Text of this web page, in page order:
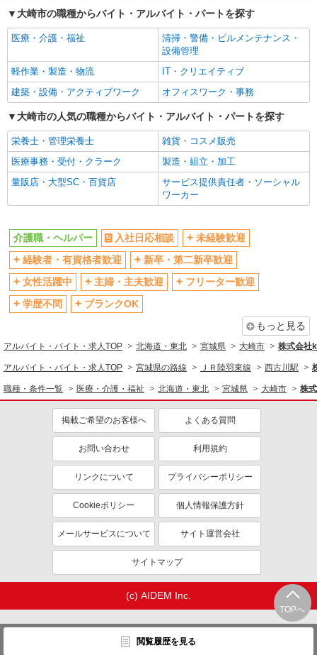
産休・育休取得実績あり
大崎市の職種からバイト・アルバイト・パートを探す
医療・介護・福祉
清掃・警備・ビルメンテナンス・
設備管理
軽作業・製造・物流
IT・クリエイティブ
建築・設備・アクティブワーク
オフィスワーク・事務
大崎市の人気の職種からバイト・アルバイト・パートを探す
栄養士・管理栄養士
雑貨・コスメ販売
医療事務・受付・クラーク
製造・組立・加工
量販店・大型SC・百貨店
サービス提供責任者・ソーシャル
ワーカー
TOPへ
閲覧履歴を見る
介護職・ヘルパー 入社日応相談
未経験歓迎
経験者・有資格者歓迎
新卒・第二新卒歓迎
女性活躍中
主婦・主夫歓迎
フリーター歓迎
学歴不問
ブランクOK
もっと見る
アルバイト・バイト・求人TOP 北海道・東北 宮城県 大崎市 株式会社
アルバイト・バイト・求人TOP 宮城県の路線 ＪＲ陸羽東線 西古川駅
職種・条件一覧 医療・介護・福祉 北海道・東北 宮城県 大崎市 株
掲載ご希望のお客様へ よくある質問
お問い合わせ 利用規約
リンクについて プライバシーポリシー
Cookieポリシー 個人情報保護方針
メールサービスについて サイト運営会社
サイトマップ
(c) AIDEM Inc.